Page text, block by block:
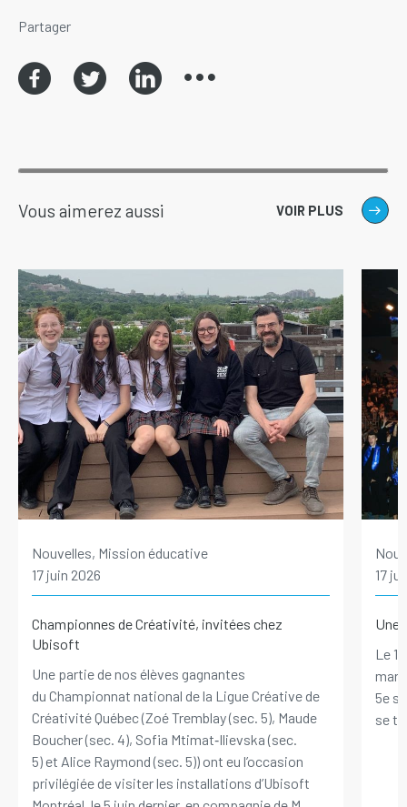
Partager
Vous aimerez aussi VOIR PLUS
Nouvelles, Mission éducative
17 juin 2026
Championnes de Créativité, invitées chez
Ubisoft
Une partie de nos élèves gagnantes
du Championnat national de la Ligue Créative de
Créativité Québec (Zoé Tremblay (sec. 5), Maude
Boucher (sec. 4), Sofia Mtimat‑Ilievska (sec.
5) et Alice Raymond (sec. 5)) ont eu l’occasion
privilégiée de visiter les installations d’Ubisoft
17
Une
Le
5e
se